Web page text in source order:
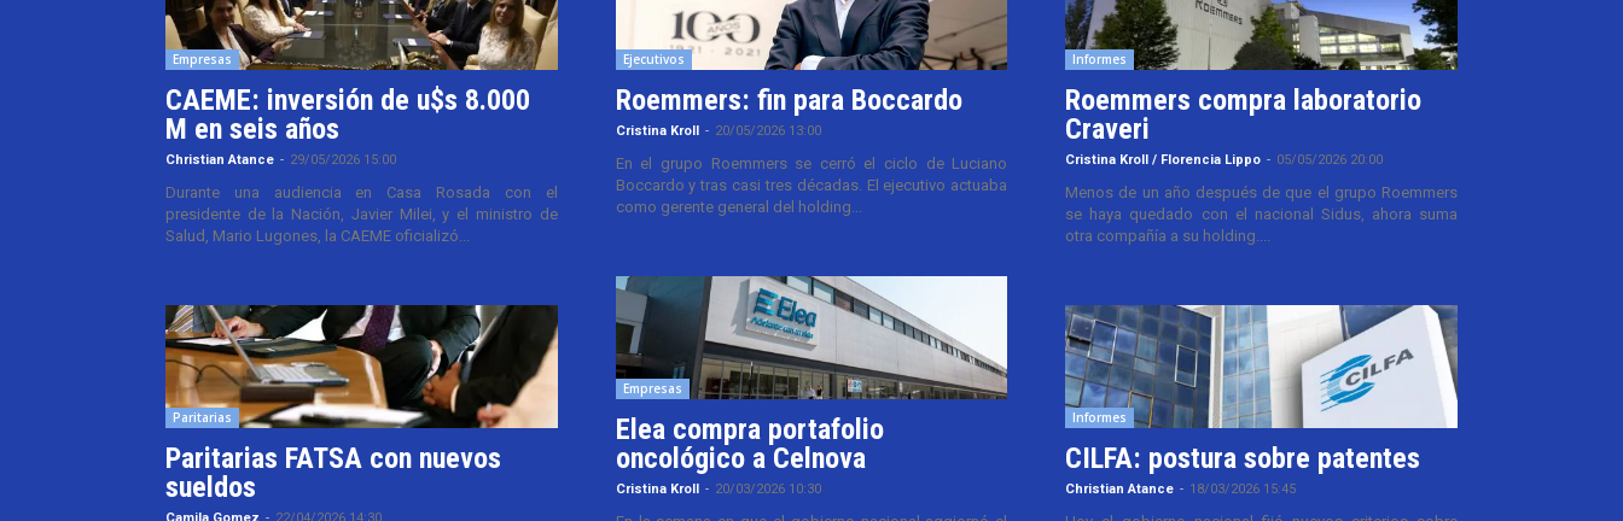
Empresas
CAEME: inversión de u$s 8.000
M en seis años
Christian Atance - 29/05/2026 15:00
Durante una audiencia en Casa Rosada con el
presidente de la Nación, Javier Milei, y el ministro de
Salud, Mario Lugones, la CAEME oficializó...
Paritarias
Paritarias FATSA con nuevos
sueldos
Ejecutivos
Roemmers: fin para Boccardo
Cristina Kroll - 20/05/2026 13:00
En el grupo Roemmers se cerró el ciclo de Luciano
Boccardo y tras casi tres décadas. El ejecutivo actuaba
como gerente general del holding...
Empresas
Elea compra portafolio
oncológico a Celnova
Cristina Kroll - 20/03/2026 10:30
Informes
Roemmers compra laboratorio
Craveri
Cristina Kroll / Florencia Lippo - 05/05/2026 20:00
Menos de un año después de que el grupo Roemmers
se haya quedado con el nacional Sidus, ahora suma
otra compañía a su holding....
Informes
CILFA: postura sobre patentes
Christian Atance - 18/03/2026 15:45